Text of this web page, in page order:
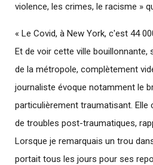
violence, les crimes, le racisme »
« Le Covid, à New York, c'est 44
Et de voir cette ville bouillonnante,
de la métropole, complètement
journaliste évoque notamment le
particulièrement traumatisant.
de troubles post-traumatiques,
Lorsque je remarquais un trou
portait tous les jours pour ses